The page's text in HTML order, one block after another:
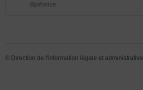
Bpifrance
© Direction de l'information légale et administrative